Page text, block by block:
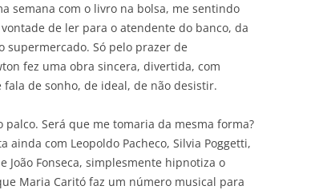
semana com o livro na bolsa, me sentindo
de ler para o atendente do banco, da
Só pelo prazer de
fez uma obra sincera, divertida, com
de sonho, de ideal, de não desistir.
Será que me tomaria da mesma forma?
com Leopoldo Pacheco, Silvia Poggetti,
João Fonseca, simplesmente hipnotiza o
Maria Caritó faz um número musical para